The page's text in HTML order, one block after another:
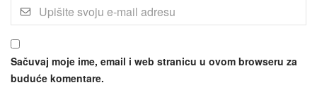
Sačuvaj moje ime, email i web stranicu u ovom browseru za
buduće komentare.